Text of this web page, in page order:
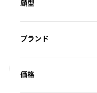
顔型
ブランド
価格
OWNDAYS | SUN